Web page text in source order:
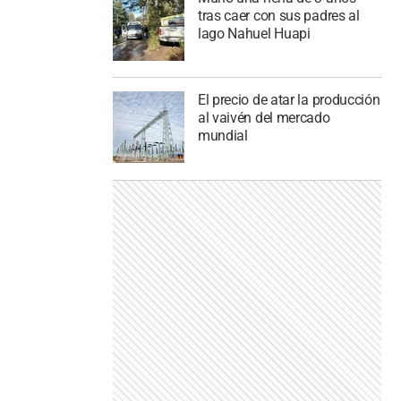
tras caer con sus padres al
lago Nahuel Huapi
El precio de atar la producción
al vaivén del mercado
mundial